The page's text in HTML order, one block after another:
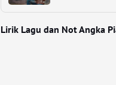
Lirik Lagu dan Not Angka